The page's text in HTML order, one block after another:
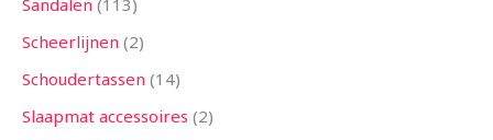
Sandalen 113
Scheerlijnen 2
Schoudertassen 14
Slaapmat accessoires 2